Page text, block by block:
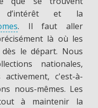
et la
. Il faut aller
là où les
le départ. Nous
nationales,
c'est-à-
nous-mêmes. Les
à maintenir la